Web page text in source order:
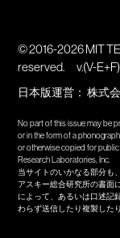
© 2016-2026 MIT
reserved.
v.(V-E+F)
日本版運営：株式
No part of this issue may be
or in the form of a
or otherwise copied for
Research Laboratories, Inc.
当サイトのいかなる部分も
アスキー総合研究所の書面
によって、あるいは口述記
わらず送信したり複製した